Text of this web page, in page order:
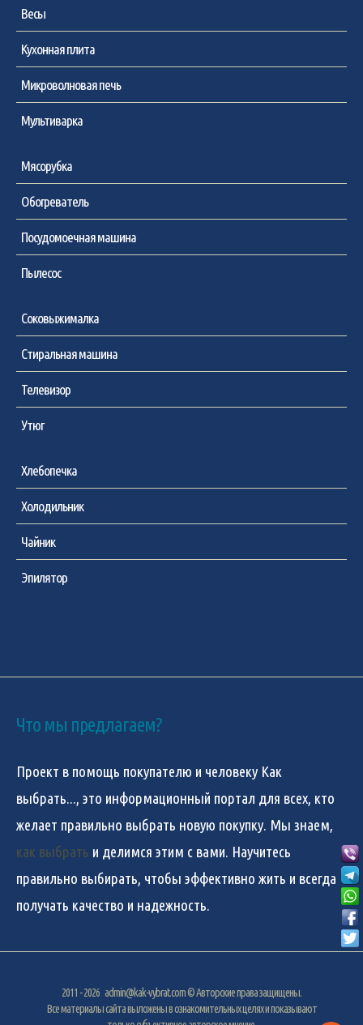
Весы
Кухонная плита
Микроволновая печь
Мультиварка
Мясорубка
Обогреватель
Посудомоечная машина
Пылесос
Соковыжималка
Стиральная машина
Телевизор
Утюг
Хлебопечка
Холодильник
Чайник
Эпилятор
Что мы предлагаем?
Проект в помощь покупателю и человеку Как
выбрать..., это информационный портал для всех, кто
желает правильно выбрать новую покупку. Мы знаем,
как выбрать и делимся этим с вами. Научитесь
правильно выбирать, чтобы эффективно жить и всегда
получать качество и надежность.
2011 - 2026 admin@kak-vybrat.com© Авторские права защищены.
Все материалы сайта выложены в ознакомительных целях и показывают